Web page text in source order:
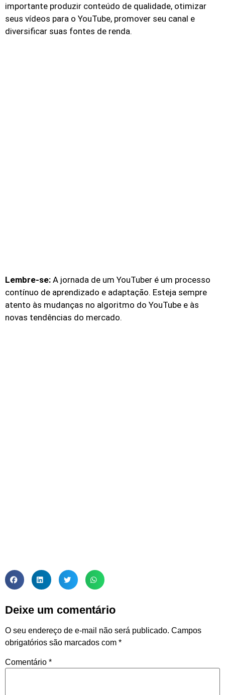
importante produzir conteúdo de qualidade, otimizar
seus vídeos para o YouTube, promover seu canal e
diversificar suas fontes de renda.
Lembre-se: A jornada de um YouTuber é um processo
contínuo de aprendizado e adaptação. Esteja sempre
atento às mudanças no algoritmo do YouTube e às
novas tendências do mercado.
Deixe um comentário
O seu endereço de e-mail não será publicado. Campos
obrigatórios são marcados com *
Comentário *